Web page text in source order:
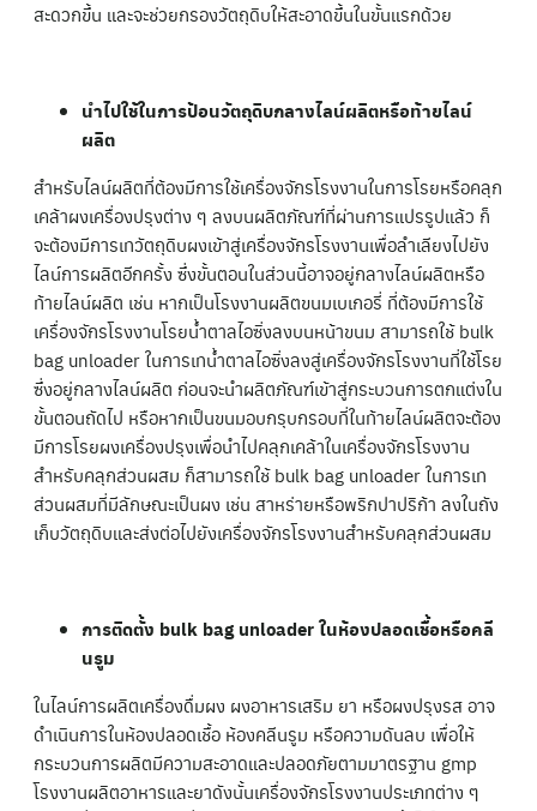
สะดวกขึ้น และจะช่วยกรองวัตถุดิบให้สะอาดขึ้นในขั้นแรกด้วย
นำไปใช้ในการป้อนวัตถุดิบกลางไลน์ผลิตหรือท้ายไลน์
ผลิต
สำหรับไลน์ผลิตที่ต้องมีการใช้เครื่องจักรโรงงานในการโรยหรือคลุก
เคล้าผงเครื่องปรุงต่าง ๆ ลงบนผลิตภัณฑ์ที่ผ่านการแปรรูปแล้ว ก็
จะต้องมีการเทวัตถุดิบผงเข้าสู่เครื่องจักรโรงงานเพื่อลำเลียงไปยัง
ไลน์การผลิตอีกครั้ง ซึ่งขั้นตอนในส่วนนี้อาจอยู่กลางไลน์ผลิตหรือ
ท้ายไลน์ผลิต เช่น หากเป็นโรงงานผลิตขนมเบเกอรี่ ที่ต้องมีการใช้
เครื่องจักรโรงงานโรยน้ำตาลไอซิ่งลงบนหน้าขนม สามารถใช้ bulk
bag unloader ในการเทน้ำตาลไอซิ่งลงสู่เครื่องจักรโรงงานที่ใช้โรย
ซึ่งอยู่กลางไลน์ผลิต ก่อนจะนำผลิตภัณฑ์เข้าสู่กระบวนการตกแต่งใน
ขั้นตอนถัดไป หรือหากเป็นขนมอบกรุบกรอบที่ในท้ายไลน์ผลิตจะต้อง
มีการโรยผงเครื่องปรุงเพื่อนำไปคลุกเคล้าในเครื่องจักรโรงงาน
สำหรับคลุกส่วนผสม ก็สามารถใช้ bulk bag unloader ในการเท
ส่วนผสมที่มีลักษณะเป็นผง เช่น สาหร่ายหรือพริกปาปริก้า ลงในถัง
เก็บวัตถุดิบและส่งต่อไปยังเครื่องจักรโรงงานสำหรับคลุกส่วนผสม
การติดตั้ง bulk bag unloader ในห้องปลอดเชื้อหรือคลี
นรูม
ในไลน์การผลิตเครื่องดื่มผง ผงอาหารเสริม ยา หรือผงปรุงรส อาจ
ดำเนินการในห้องปลอดเชื้อ ห้องคลีนรูม หรือความดันลบ เพื่อให้
กระบวนการผลิตมีความสะอาดและปลอดภัยตามมาตรฐาน gmp
โรงงานผลิตอาหารและยาดังนั้นเครื่องจักรโรงงานประเภทต่าง ๆ